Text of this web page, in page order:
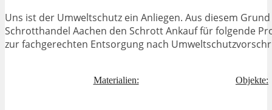
Uns ist der Umweltschutz ein Anliegen. Aus diesem
Schrotthandel Aachen den Schrott Ankauf für folgende
zur fachgerechten Entsorgung nach
Materialien: Objekte: